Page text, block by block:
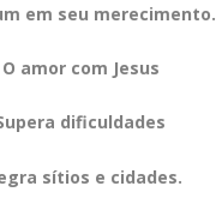
em seu merecimento.
O amor com Jesus
dificuldades
sítios e cidades.